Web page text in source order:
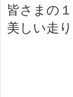
皆さまの
美しい走